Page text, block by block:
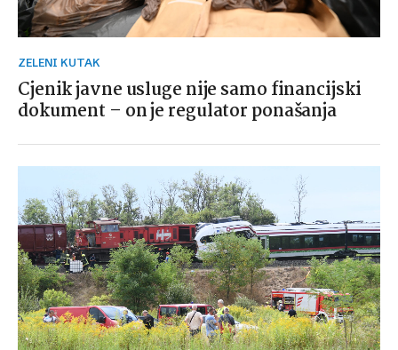
ZELENI KUTAK
Cjenik javne usluge nije samo financijski
dokument – on je regulator ponašanja